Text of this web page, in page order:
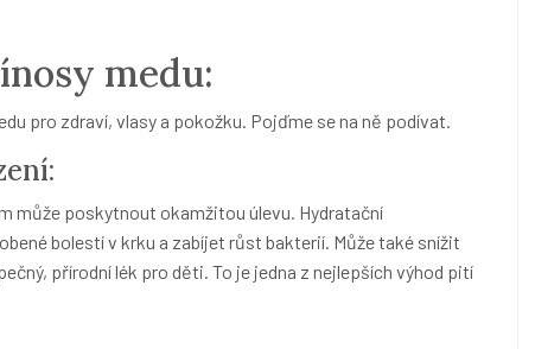
medu:
pro zdraví, vlasy a pokožku. Pojďme se na ně podívat.
může poskytnout okamžitou úlevu. Hydratační
bolestí v krku a zabíjet růst bakterií. Může také snížit
přírodní lék pro děti. To je jedna z nejlepších výhod pití